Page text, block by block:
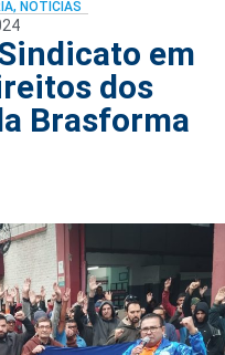
, NOTÍCIAS
em
dos
Brasforma